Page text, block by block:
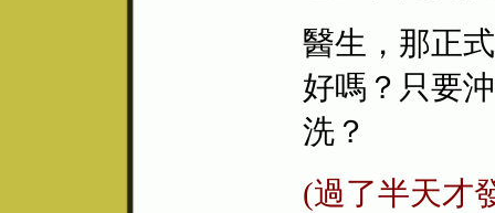
醫生，那正
好嗎？只要
洗？
(過了半天才